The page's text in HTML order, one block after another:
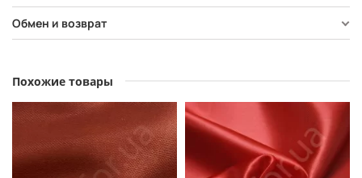
Обмен и возврат
Похожие товары